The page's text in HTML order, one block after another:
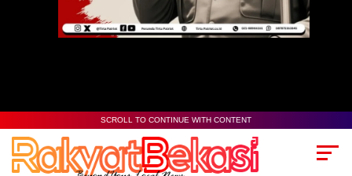
SCROLL TO CONTINUE WITH CONTENT